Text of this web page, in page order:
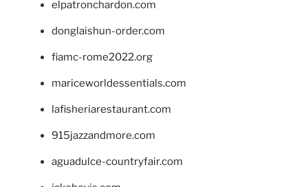
elpatronchardon.com
donglaishun-order.com
fiamc-rome2022.org
mariceworldessentials.com
lafisheriarestaurant.com
915jazzandmore.com
aguadulce-countryfair.com